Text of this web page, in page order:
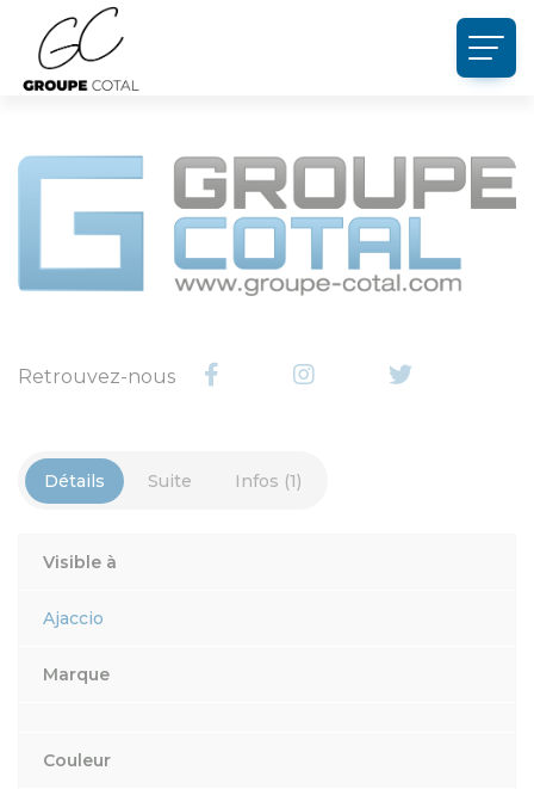
Retrouvez-nous
Détails Suite Infos (1)
Visible à
Ajaccio
Marque
Couleur
Panneau de gestion des cookies